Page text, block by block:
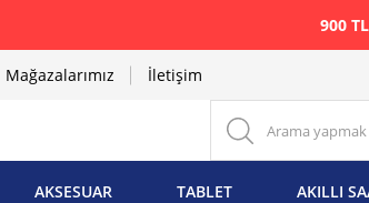
900
Mağazalarımız İletişim
AKSESUAR TABLET AKILLI